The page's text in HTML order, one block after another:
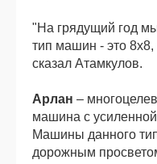
"На грядущий год
тип машин - это
сказал Атамкулов.
Арлан –
машина с
Машины данного
дорожным